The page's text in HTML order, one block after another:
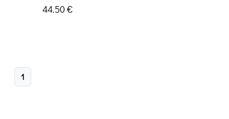
44.50 €
1